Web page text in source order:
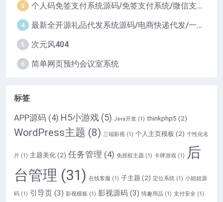
3 个人码免签支付系统源码/免签支付系统/微信支付平台
4 最新全开源礼品代发系统源码/电商快递代发/一件代发系统
5 次元风404
6 简单网页预约会议室系统
标签
APP源码 (4) H5小游戏 (5) Java开发 (1) thinkphp5 (2)
WordPress主题 (8) 三端影视 (1) 个人主页模板 (2) 个性化名
片 (1) 主题美化 (2) 任务管理 (4) 免授权主题 (1) 卡牌游戏 (1)
后
台管理 (31) 在线客服 (1) 子主题 (2) 定位系统 (1) 小姐姐源
码 (1) 引导页 (3) 影视模板 (1) 影视源码 (3) 情趣用品 (1) 支付安全 (1)